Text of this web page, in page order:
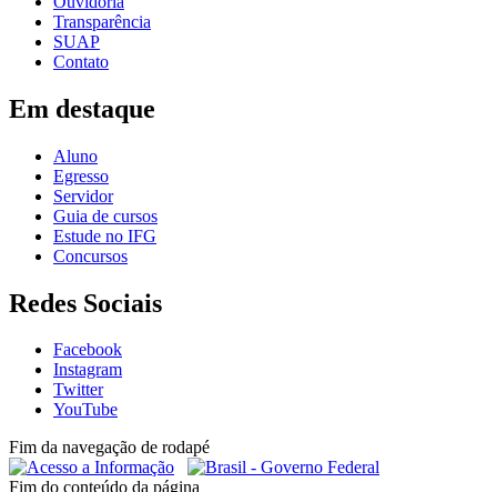
Transparência
SUAP
Contato
Em destaque
Aluno
Egresso
Servidor
Guia de cursos
Estude no IFG
Concursos
Redes Sociais
Facebook
Instagram
Twitter
YouTube
Fim da navegação de rodapé
Fim do conteúdo da página